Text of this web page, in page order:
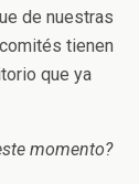
de nuestras
tienen
que ya
momento?